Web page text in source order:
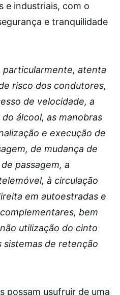
e industriais, com o
e tranquilidade
particularmente, atenta
risco dos condutores,
de velocidade, a
álcool, as manobras
e execução de
de mudança de
passagem, a
à circulação
em autoestradas e
bem
utilização do cinto
sistemas de retenção
possam usufruir de uma